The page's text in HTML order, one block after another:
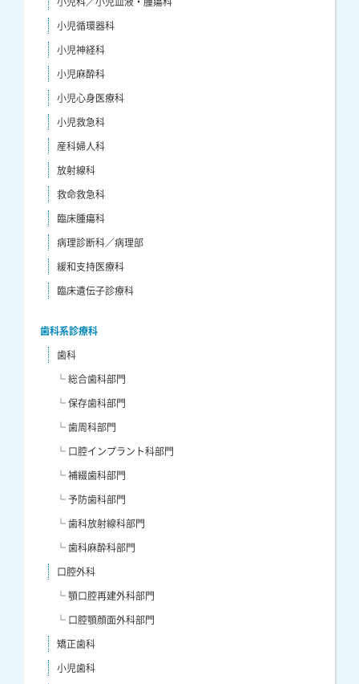
小児循環器科
小児神経科
小児麻酔科
小児心身医療科
小児救急科
産科婦人科
放射線科
救命救急科
臨床腫瘍科
病理診断科／病理部
緩和支持医療科
臨床遺伝子診療科
歯科系診療科
歯科
└ 総合歯科部門
└ 保存歯科部門
└ 歯周科部門
└ 口腔インプラント科部門
└ 補綴歯科部門
└ 予防歯科部門
└ 歯科放射線科部門
└ 歯科麻酔科部門
口腔外科
└ 顎口腔再建外科部門
└ 口腔顎顔面外科部門
矯正歯科
小児歯科